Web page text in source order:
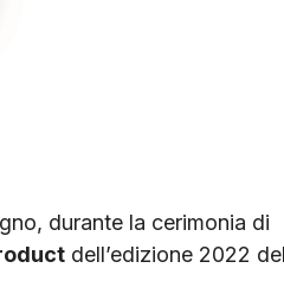
durante la cerimonia di
dell’edizione 2022 del